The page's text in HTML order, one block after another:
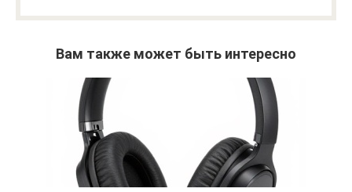
Вам также может быть интересно